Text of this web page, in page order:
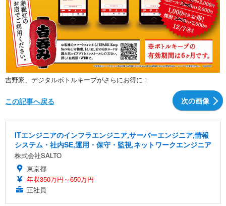
吉野家、デジタルボトルキープがさらにお得に！
次の画像
この記事へ戻る
ITエンジニアのインフラエンジニア,サーバーエンジニア,情報
システム・社内SE,運用・保守・監視,ネットワークエンジニア
株式会社SALTO
東京都
年収350万円～650万円
正社員